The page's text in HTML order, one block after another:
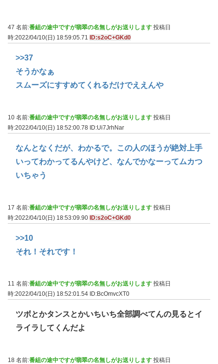
47 名前:番組の途中ですが翡翠の名無しがお送りします 投稿日
時:2022/04/10(日) 18:59:05.71
ID:s2oC+GKd0
>>37
そうかなぁ
スムーズにすすめてくれるだけでええんや
10 名前:番組の途中ですが翡翠の名無しがお送りします 投稿日
時:2022/04/10(日) 18:52:00.78 ID:Ui7JrhNar
なんとなくだが、わかるで。この人のほうが絶対上手
いってわかってるんやけど、なんでかなーってムカつ
いちゃう
17 名前:番組の途中ですが翡翠の名無しがお送りします 投稿日
時:2022/04/10(日) 18:53:09.90 ID:s2oC+GKd0
>>10
それ！それです！
11 名前:番組の途中ですが翡翠の名無しがお送りします 投稿日
時:2022/04/10(日) 18:52:01.54 ID:BcOmvcXT0
ツボとかタンスとかいちいち全部調べてんの見るとイ
ライラしてくんだよ
18 名前:番組の途中ですが翡翠の名無しがお送りします 投稿日